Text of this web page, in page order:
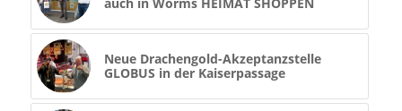
auch in Worms HEIMAT SHOPPEN
Neue Drachengold-Akzeptanzstelle
GLOBUS in der Kaiserpassage